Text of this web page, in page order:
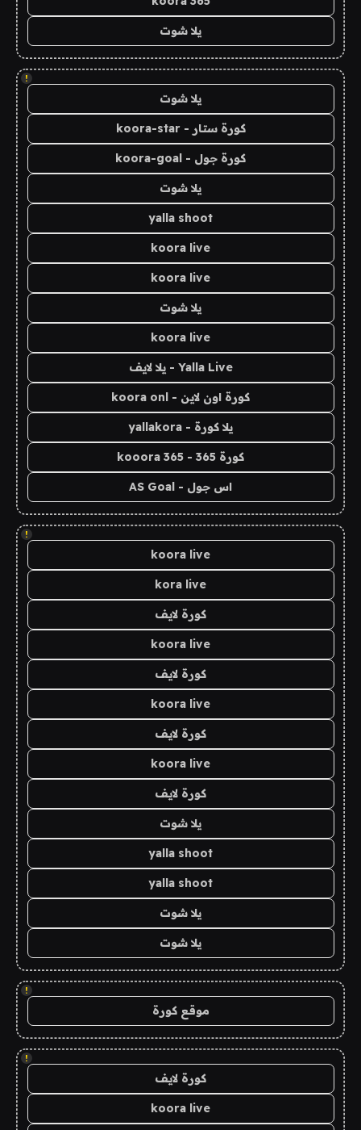
يلا شوت
!
يلا شوت
كورة ستار - koora-star
كورة جول - koora-goal
يلا شوت
yalla shoot
koora live
koora live
يلا شوت
koora live
Yalla Live - يلا لايف
كورة اون لاين - koora onl
يلا كورة - yallakora
كورة 365 - kooora 365
اس جول - AS Goal
!
koora live
kora live
كورة لايف
koora live
كورة لايف
koora live
كورة لايف
koora live
كورة لايف
يلا شوت
yalla shoot
yalla shoot
يلا شوت
يلا شوت
!
موقع كورة
!
كورة لايف
koora live